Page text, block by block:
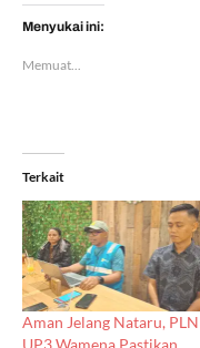
Menyukai ini:
Memuat...
Terkait
Aman Jelang Nataru, PLN
UP3 Wamena Pastikan